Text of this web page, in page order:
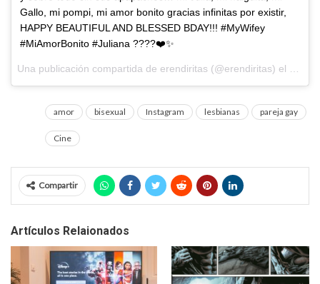
Gallo, mi pompi, mi amor bonito gracias infinitas por existir,
HAPPY BEAUTIFUL AND BLESSED BDAY!!! #MyWifey
#MiAmorBonito #Juliana ????❤️✨
amor bisexual Instagram lesbianas pareja gay
Cine
Compartir
Artículos Relaionados